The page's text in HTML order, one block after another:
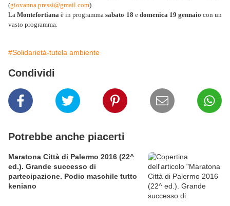
(giovanna.pressi@gmail.com).
LaMontefortiana è in programmasabato 18 edomenica 19 gennaio con un
vasto programma.
#Solidarietà-tutela ambiente
Condividi
Potrebbe anche piacerti
Maratona Città di Palermo 2016 (22^
ed.). Grande successo di
partecipazione. Podio maschile tutto
keniano